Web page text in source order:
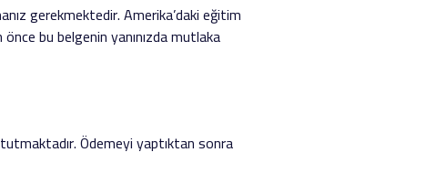
gerekmektedir. Amerika’daki eğitim
bu belgenin yanınızda mutlaka
Ödemeyi yaptıktan sonra